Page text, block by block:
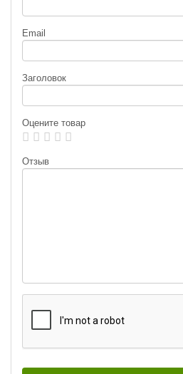
Email
Заголовок
Оцените товар
Отзыв